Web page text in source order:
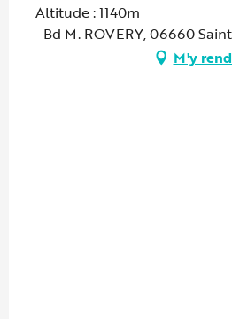
Altitude : 1140m
Bd M. ROVERY, 06660
M'y